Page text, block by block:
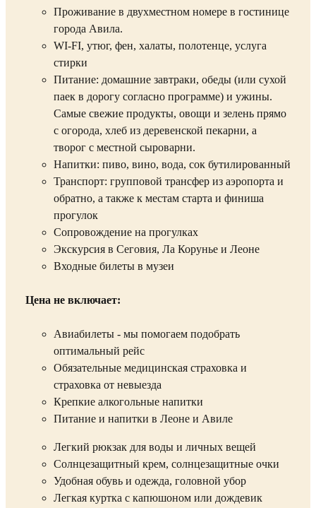
Проживание в двухместном номере в гостинице
города Авила.
WI-FI, утюг, фен, халаты, полотенце, услуга
стирки
Питание: домашние завтраки, обеды (или сухой
паек в дорогу согласно программе) и ужины.
Самые свежие продукты, овощи и зелень прямо
с огорода, хлеб из деревенской пекарни, а
творог с местной сыроварни.
Напитки: пиво, вино, вода, сок бутилированный
Транспорт: групповой трансфер из аэропорта и
обратно, а также к местам старта и финиша
прогулок
Сопровождение на прогулках
Экскурсия в Сеговия, Ла Корунье и Леоне
Входные билеты в музеи
Цена не включает:
Авиабилеты - мы помогаем подобрать
оптимальный рейс
Обязательные медицинская страховка и
страховка от невыезда
Крепкие алкогольные напитки
Питание и напитки в Леоне и Авиле
Легкий рюкзак для воды и личных вещей
Солнцезащитный крем, солнцезащитные очки
Удобная обувь и одежда, головной убор
Легкая куртка с капюшоном или дождевик